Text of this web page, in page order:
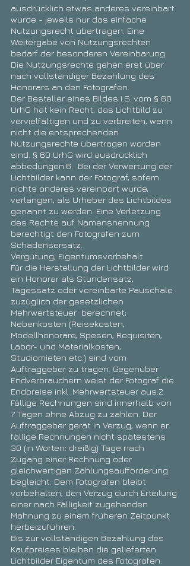
ausdrücklich etwas anderes vereinbart
wurde - jeweils nur das einfache
Nutzungsrecht übertragen. Eine
Weitergabe von Nutzungsrechten
bedarf der besonderen Vereinbarung.
Die Nutzungsrechte gehen erst über
nach vollständiger Bezahlung des
Honorars an den Fotografen.
Der Besteller eines Bildes i.S. vom § 60
UrhG hat kein Recht, das Lichtbild zu
vervielfältigen und zu verbreiten, wenn
nicht die entsprechenden
Nutzungsrechte übertragen worden
sind. § 60 UrhG wird ausdrücklich
abbedungen.6. Bei der Verwertung der
Lichtbilder kann der Fotograf, sofern
nichts anderes vereinbart wurde,
verlangen, als Urheber des Lichtbildes
genannt zu werden. Eine Verletzung
des Rechts auf Namensnennung
berechtigt den Fotografen zum
Schadensersatz.
Vergütung, Eigentumsvorbehalt
Für die Herstellung der Lichtbilder wird
ein Honorar als Stundensatz,
Tagessatz oder vereinbarte Pauschale
zuzüglich der gesetzlichen
Mehrwertsteuer berechnet;
Nebenkosten (Reisekosten,
Modellhonorare, Spesen, Requisiten,
Labor- und Materialkosten,
Studiomieten etc.) sind vom
Auftraggeber zu tragen. Gegenüber
Endverbrauchern weist der Fotograf die
Endpreise inkl. Mehrwertsteuer aus.2.
Fällige Rechnungen sind innerhalb von
7 Tagen ohne Abzug zu zahlen. Der
Auftraggeber gerät in Verzug, wenn er
fällige Rechnungen nicht spätestens
30 (in Worten: dreißig) Tage nach
Zugang einer Rechnung oder
gleichwertigen Zahlungsaufforderung
begleicht. Dem Fotografen bleibt
vorbehalten, den Verzug durch Erteilung
einer nach Fälligkeit zugehenden
Mahnung zu einem früheren Zeitpunkt
herbeizuführen.
Bis zur vollständigen Bezahlung des
Kaufpreises bleiben die gelieferten
Lichtbilder Eigentum des Fotografen.